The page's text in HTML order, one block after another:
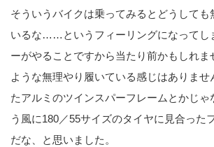
そういうバイクは乗ってみるとどうしても
いるな……というフィーリングになってし
ーがやることですから当たり前かもしれま
ような無理やり履いている感じはありませ
たアルミのツインスパーフレームとかじゃ
う風に180／55サイズのタイヤに見合った
だな、と思いました。